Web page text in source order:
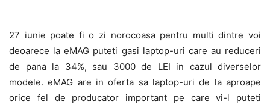
27 iunie poate fi o zi norocoasa pentru multi dintre voi
deoarece la eMAG puteti gasi laptop-uri care au reduceri
de pana la 34%, sau 3000 de LEI in cazul diverselor
modele. eMAG are in oferta sa laptop-uri de la aproape
orice fel de producator important pe care vi-l puteti